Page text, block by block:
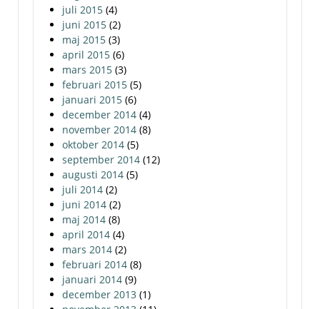
juli 2015 (4)
juni 2015 (2)
maj 2015 (3)
april 2015 (6)
mars 2015 (3)
februari 2015 (5)
januari 2015 (6)
december 2014 (4)
november 2014 (8)
oktober 2014 (5)
september 2014 (12)
augusti 2014 (5)
juli 2014 (2)
juni 2014 (2)
maj 2014 (8)
april 2014 (4)
mars 2014 (2)
februari 2014 (8)
januari 2014 (9)
december 2013 (1)